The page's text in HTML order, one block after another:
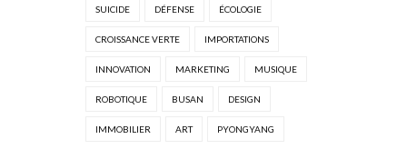
SUICIDE DÉFENSE ÉCOLOGIE
CROISSANCE VERTE IMPORTATIONS
INNOVATION MARKETING MUSIQUE
ROBOTIQUE BUSAN DESIGN
IMMOBILIER ART PYONGYANG